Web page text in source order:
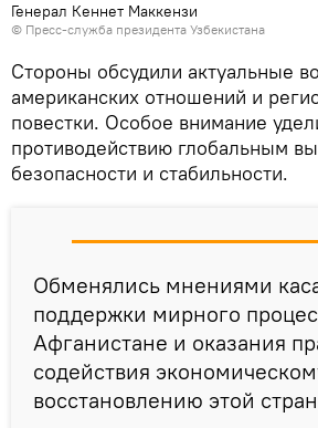
Генерал Кеннет Маккензи
© Пресс-служба президента Узбекистана
Стороны обсудили актуальные
американских отношений и
повестки. Особое внимание
противодействию глобальным
безопасности и стабильности.
Обменялись мнениями
поддержки мирного
Афганистане и оказания
содействия
восстановлению этой